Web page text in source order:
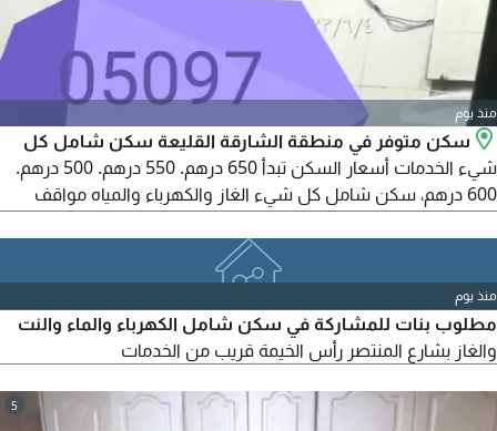
منذ يوم
سكن متوفر في منطقة الشارقة القليعة سكن شامل كل
شيء الخدمات أسعار السكن تبدأ 650 درهم. 550 درهم. 500 درهم.
600 درهم، سكن شامل كل شيء الغاز والكهرباء والمياه مواقف
السعودي الألماني خلف جمعية التعاونية خلف مستشفى الامارات
الأوروبي سكن هادي، ونظيف لكل الموظفين التواصل تكييف
المركزي كهرباء مياه غاز طبيعي انترنت سريع جميع الخدمات متوفرة
قريب على كورنيش
منذ يوم
مطلوب بنات للمشاركة في سكن شامل الكهرباء والماء والنت
والغاز بشارع المنتصر رأس الخيمة قريب من الخدمات
5